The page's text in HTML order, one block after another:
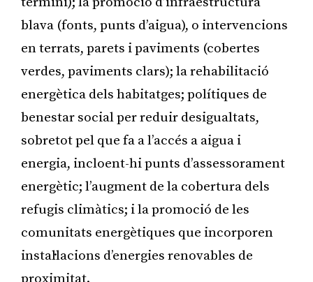
blava (fonts, punts d’aigua), o intervencions
en terrats, parets i paviments (cobertes
verdes, paviments clars); la rehabilitació
energètica dels habitatges; polítiques de
benestar social per reduir desigualtats,
sobretot pel que fa a l’accés a aigua i
energia, incloent-hi punts d’assessorament
energètic; l’augment de la cobertura dels
refugis climàtics; i la promoció de les
comunitats energètiques que incorporen
instal·lacions d’energies renovables de
proximitat.